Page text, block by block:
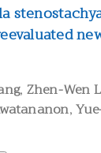
, Zhen-Wen
,